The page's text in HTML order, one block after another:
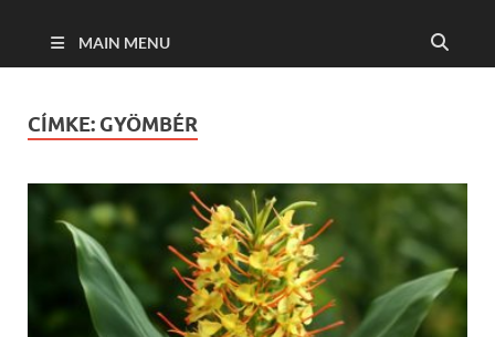
MAIN MENU
CÍMKE: GYÖMBÉR